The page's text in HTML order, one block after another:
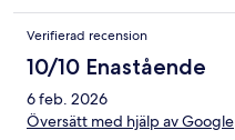
Verifierad recension
10/10 Enastående
6 feb. 2026
Översätt med hjälp av Google